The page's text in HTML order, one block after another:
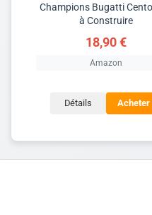
Champions Bugatti
à Construire
18,90 €
Amazon
Détails Acheter